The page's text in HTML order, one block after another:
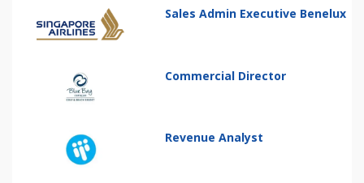
Sales Admin Executive Benelux
Commercial Director
Revenue Analyst